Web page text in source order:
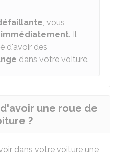
, vous
. Il
d'avoir des
dans votre voiture.
une roue de
?
dans votre voiture une